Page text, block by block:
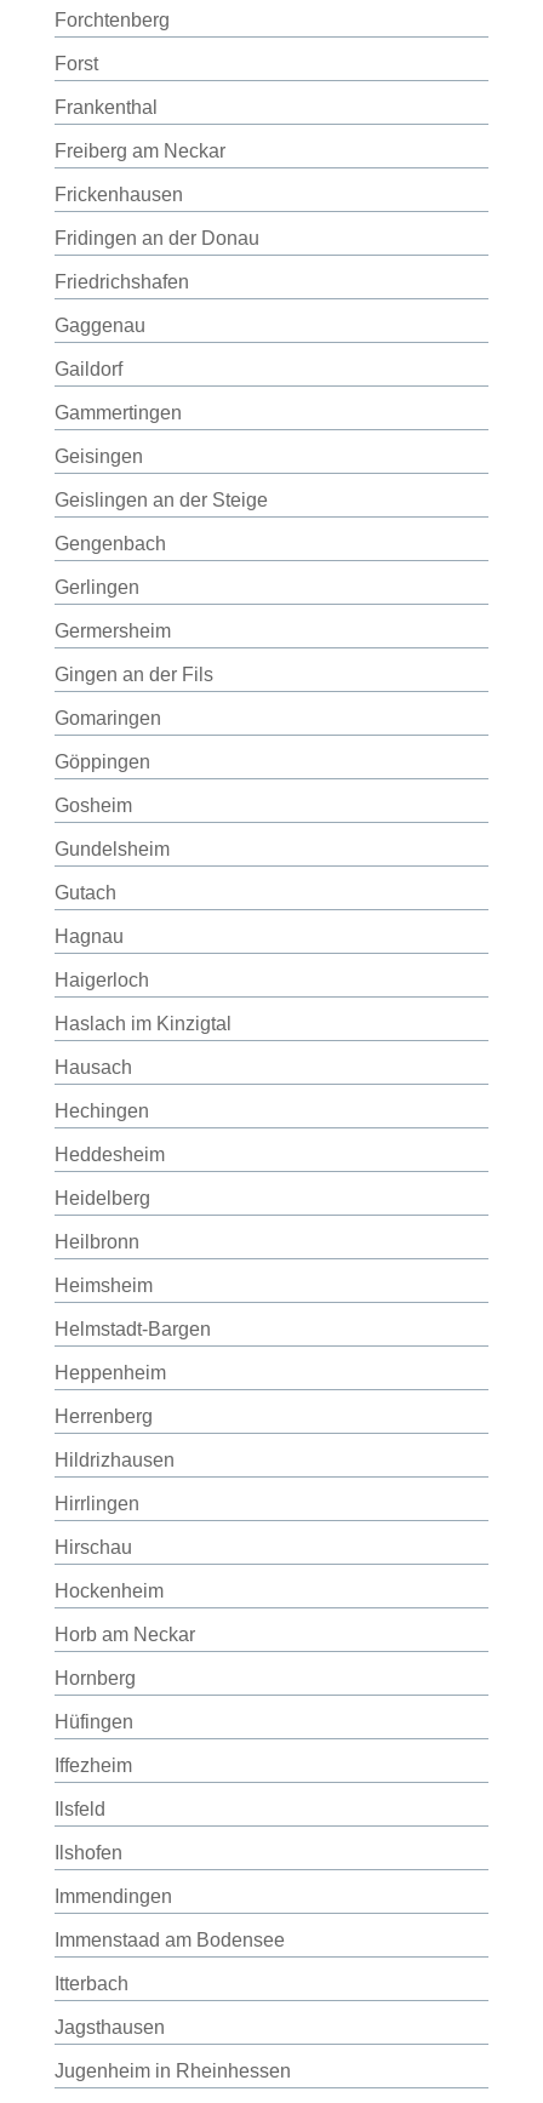
Forchtenberg
Forst
Frankenthal
Freiberg am Neckar
Frickenhausen
Fridingen an der Donau
Friedrichshafen
Gaggenau
Gaildorf
Gammertingen
Geisingen
Geislingen an der Steige
Gengenbach
Gerlingen
Germersheim
Gingen an der Fils
Gomaringen
Göppingen
Gosheim
Gundelsheim
Gutach
Hagnau
Haigerloch
Haslach im Kinzigtal
Hausach
Hechingen
Heddesheim
Heidelberg
Heilbronn
Heimsheim
Helmstadt-Bargen
Heppenheim
Herrenberg
Hildrizhausen
Hirrlingen
Hirschau
Hockenheim
Horb am Neckar
Hornberg
Hüfingen
Iffezheim
Ilsfeld
Ilshofen
Immendingen
Immenstaad am Bodensee
Itterbach
Jagsthausen
Jugenheim in Rheinhessen